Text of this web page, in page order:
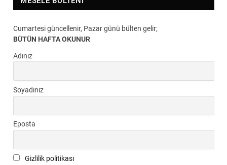
Cumartesi güncellenir, Pazar günü bülten gelir;
BÜTÜN HAFTA OKUNUR
Adınız
Soyadınız
Eposta
Gizlilik politikası